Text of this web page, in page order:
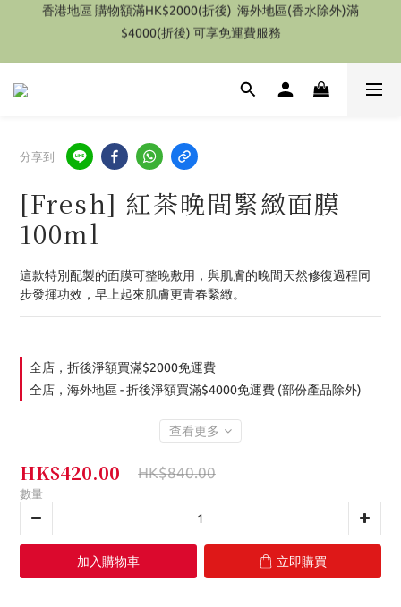
特別優惠 1件即享有9折優惠(部份產品除外）
$4000(折後) 可享免運費服務
分享到
[Fresh] 紅茶晚間緊緻面膜
100ml
這款特別配製的面膜可整晚敷用，與肌膚的晚間天然修復過程同
步發揮功效，早上起來肌膚更青春緊緻。
全店，折後淨額買滿$2000免運費
全店，海外地區 - 折後淨額買滿$4000免運費 (部份產品除外)
查看更多
HK$420.00 HK$840.00
數量
加入購物車 立即購買